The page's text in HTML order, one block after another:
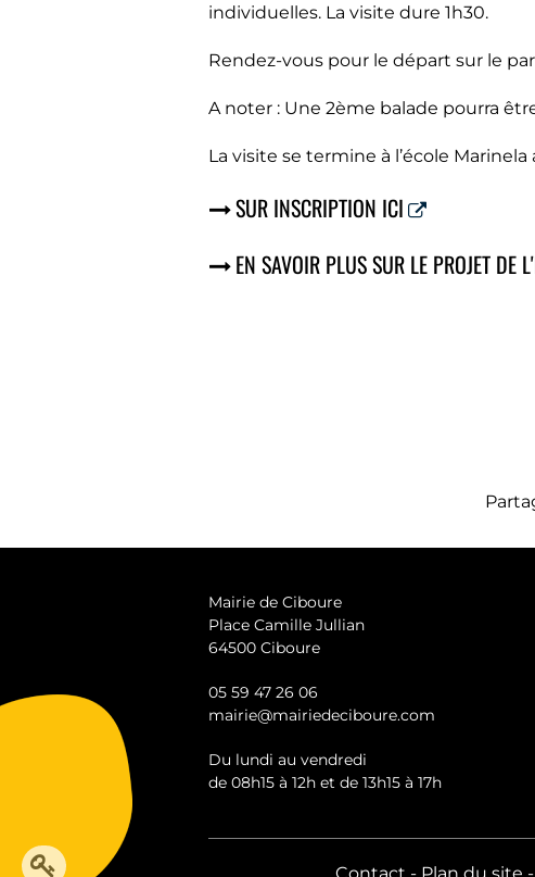
individuelles. La visite dure 1h30.
Rendez-vous pour le départ sur le
A noter : Une 2ème balade pourra
La visite se termine à l’école
SUR INSCRIPTION ICI
EN SAVOIR PLUS SUR LE PROJET DE
Mairie de Ciboure
Place Camille Jullian
64500 Ciboure
05 59 47 26 06
mairie@mairiedeciboure.com
Du lundi au vendredi
de 08h15 à 12h et de 13h15 à 17h
MODIFIER LE CONTENU DE LA PAGE